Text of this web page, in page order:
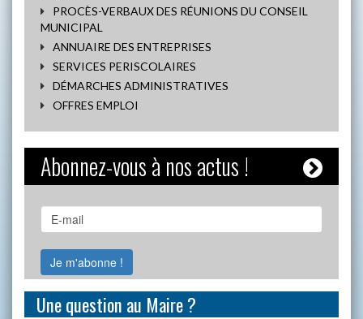
PROCÈS-VERBAUX DES RÉUNIONS DU CONSEIL
MUNICIPAL
ANNUAIRE DES ENTREPRISES
SERVICES PERISCOLAIRES
DÉMARCHES ADMINISTRATIVES
OFFRES EMPLOI
Abonnez-vous à nos actus !
Une question au Maire ?